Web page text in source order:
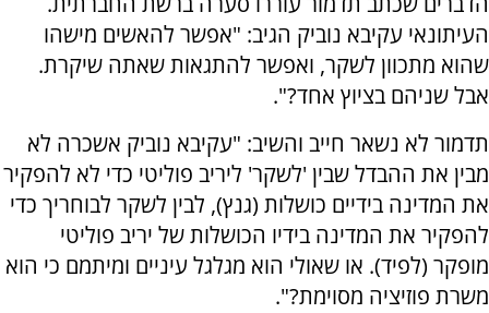
העיתונאי עקיבא נוביק הגיב: "אפשר להאשים מישהו
שהוא מתכוון לשקר, ואפשר להתגאות שאתה שיקרת.
אבל שניהם בציוץ אחד?".
תדמור לא נשאר חייב והשיב: "עקיבא נוביק אשכרה לא
מבין את ההבדל שבין 'לשקר' ליריב פוליטי כדי לא להפקיר
את המדינה בידיים כושלות (גנץ), לבין לשקר לבוחריך כדי
להפקיר את המדינה בידיו הכושלות של יריב פוליטי
מופקר (לפיד). או שאולי הוא מגלגל עיניים ומיתמם כי הוא
משרת פוזיציה מסוימת?".